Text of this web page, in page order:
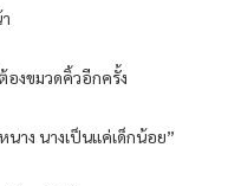
องขมวดคิ้วอีกครั้ง
นาง นางเป็นแค่เด็กน้อย”